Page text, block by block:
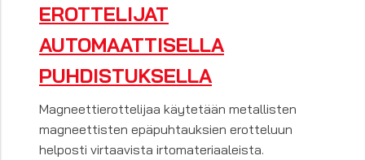
EROTTELIJAT
AUTOMAATTISELLA
PUHDISTUKSELLA
Magneettierottelijaa käytetään metallisten
magneettisten epäpuhtauksien erotteluun
helposti virtaavista irtomateriaaleista.